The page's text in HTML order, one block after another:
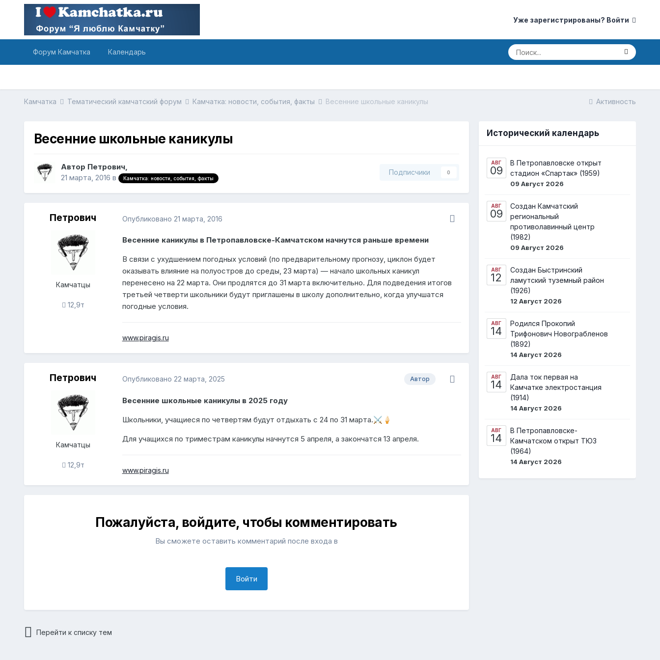
Уже зарегистрированы? Войти
Форум Камчатка Календарь
Активность
Камчатка Тематический камчатский форум Камчатка: новости, события, факты Весенние школьные каникулы
Весенние школьные каникулы
Автор Петрович,
21 марта, 2016 в Камчатка: новости, события, факты
Подписчики 0
Петрович
Камчатцы
12,9т
Опубликовано 21 марта, 2016
Весенние каникулы в Петропавловске-Камчатском начнутся раньше времени
В связи с ухудшением погодных условий (по предварительному прогнозу, циклон будет
оказывать влияние на полуостров до среды, 23 марта) — начало школьных каникул
перенесено на 22 марта. Они продлятся до 31 марта включительно. Для подведения итогов
третьей четверти школьники будут приглашены в школу дополнительно, когда улучшатся
погодные условия.
www.piragis.ru
Петрович
Камчатцы
12,9т
Автор
Опубликовано 22 марта, 2025
Весенние школьные каникулы в 2025 году
Школьники, учащиеся по четвертям будут отдыхать с 24 по 31 марта.⚔️ 🍦
Для учащихся по триместрам каникулы начнутся 5 апреля, а закончатся 13 апреля.
www.piragis.ru
Пожалуйста, войдите, чтобы комментировать
Вы сможете оставить комментарий после входа в
Войти
Перейти к списку тем
Исторический календарь
АВГ
09
В Петропавловске открыт
стадион «Спартак» (1959)
09 Август 2026
АВГ
09
Создан Камчатский
региональный
противолавинный центр
(1982)
09 Август 2026
АВГ
12
Создан Быстринский
ламутский туземный район
(1926)
12 Август 2026
АВГ
14
Родился Прокопий
Трифонович Новограбленов
(1892)
14 Август 2026
АВГ
14
Дала ток первая на
Камчатке электростанция
(1914)
14 Август 2026
АВГ
14
В Петропавловске-
Камчатском открыт ТЮЗ
(1964)
14 Август 2026